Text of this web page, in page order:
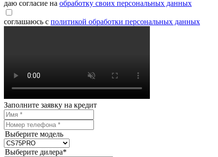
даю согласие на обработку своих персональных данных
соглашаюсь с политикой обработки персональных данных
Заполните заявку на кредит
Выберите модель
Выберите дилера*